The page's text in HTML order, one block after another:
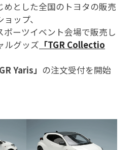
めとした全国のトヨタの販売
ップ、
ポーツイベント会場で販売し
ルグッズ 「TGR Collectio
Yaris」 の注文受付を開始